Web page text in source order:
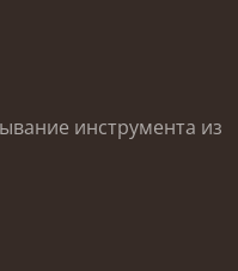
инструмента из